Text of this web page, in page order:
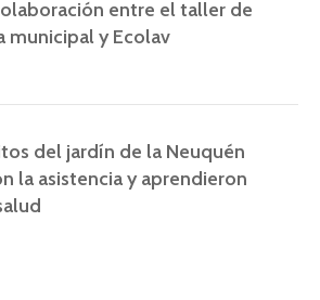
entre el taller de
municipal y Ecolav
del jardín de la Neuquén
la asistencia y aprendieron